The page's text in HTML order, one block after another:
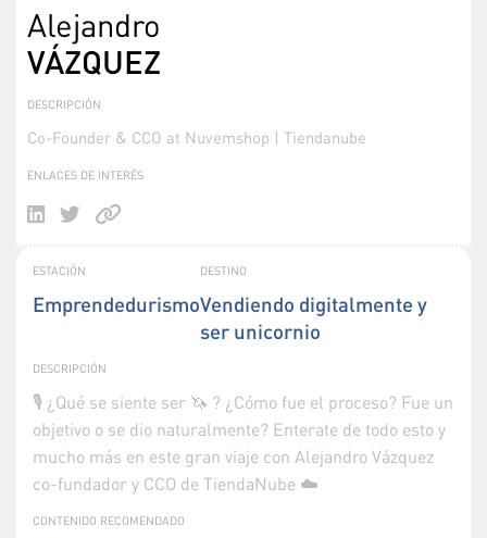
Alejandro
VÁZQUEZ
DESCRIPCIÓN
Co-Founder & CCO at Nuvemshop | Tiendanube
ENLACES DE INTERÉS
ESTACIÓN
Emprendedurismo
DESTINO
Vendiendo digitalmente y
ser unicornio
DESCRIPCIÓN
🎙 ¿Qué se siente ser 🦄 ? ¿Cómo fue el proceso? Fue un
objetivo o se dio naturalmente? Enterate de todo esto y
mucho más en este gran viaje con Alejandro Vázquez
co-fundador y CCO de TiendaNube ☁️
CONTENIDO RECOMENDADO